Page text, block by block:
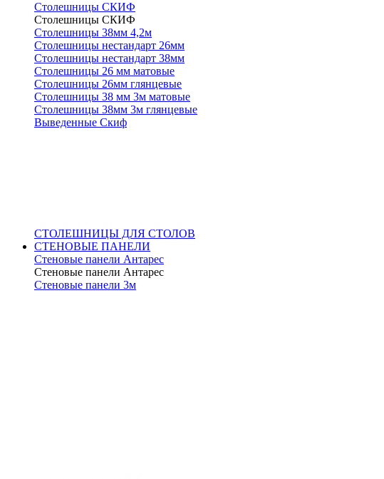
Столешницы СКИФ
Столешницы СКИФ
Столешницы 38мм 4,2м
Столешницы нестандарт 26мм
Столешницы нестандарт 38мм
Столешницы 26 мм матовые
Столешницы 26мм глянцевые
Столешницы 38 мм 3м матовые
Столешницы 38мм 3м глянцевые
Выведенные Скиф
СТОЛЕШНИЦЫ ДЛЯ СТОЛОВ
СТЕНОВЫЕ ПАНЕЛИ
Стеновые панели Антарес
Стеновые панели Антарес
Стеновые панели 3м